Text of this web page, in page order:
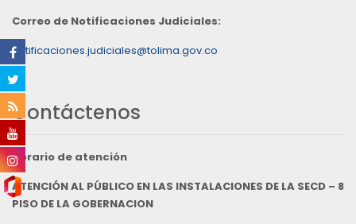
Correo de Notificaciones Judiciales:
notificaciones.judiciales@tolima.gov.co
Contáctenos
Horario de atención
ATENCIÓN AL PÚBLICO EN LAS INSTALACIONES DE LA SECD – 8
PISO DE LA GOBERNACION